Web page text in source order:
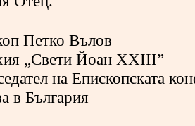
Петко Вълов
„Свети Йоан XXIII”
на Епископската
в България